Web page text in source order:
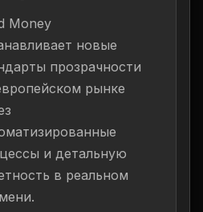
Money
новые
прозрачности
рынке
и детальную
в реальном